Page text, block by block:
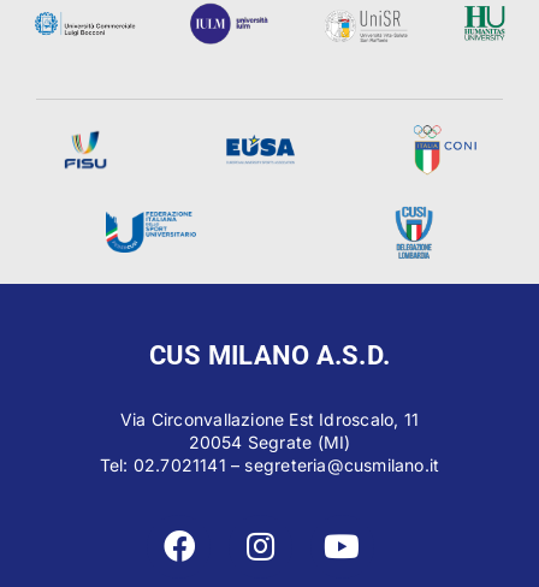
CUS MILANO A.S.D.
Via Circonvallazione Est Idroscalo, 11
20054 Segrate (MI)
Tel: 02.7021141 – segreteria@cusmilano.it